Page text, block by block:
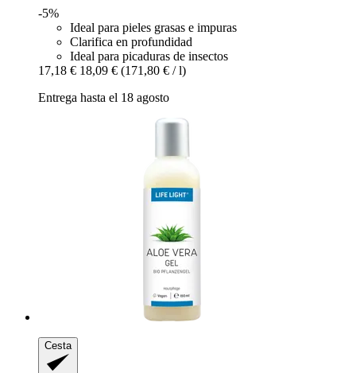
-5%
Ideal para pieles grasas e impuras
Clarifica en profundidad
Ideal para picaduras de insectos
17,18 € 18,09 € (171,80 € / l)
Entrega hasta el 18 agosto
Cesta